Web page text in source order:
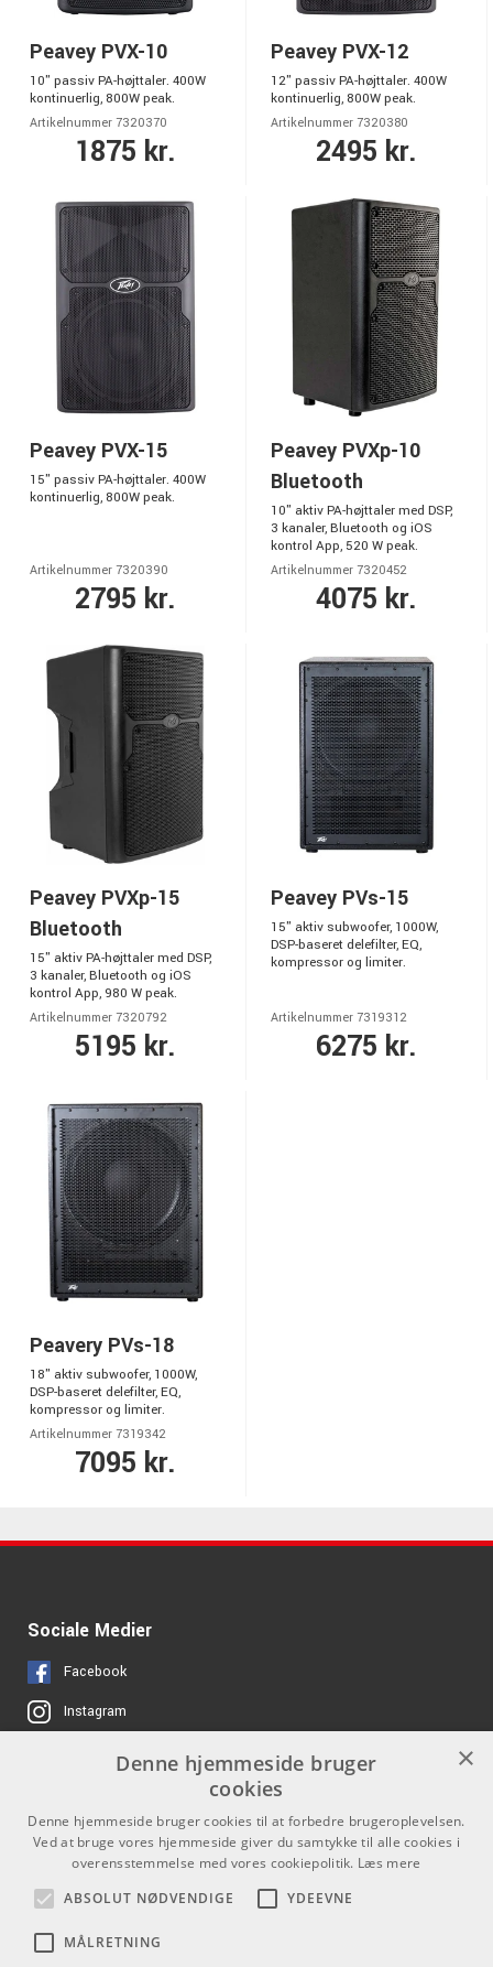
Peavey PVX-10
10" passiv PA-højttaler. 400W
kontinuerlig, 800W peak.
Artikelnummer 7320370
1875 kr.
Peavey PVX-12
12" passiv PA-højttaler. 400W
kontinuerlig, 800W peak.
Artikelnummer 7320380
2495 kr.
Peavey PVX-15
15" passiv PA-højttaler. 400W
kontinuerlig, 800W peak.
Artikelnummer 7320390
2795 kr.
Peavey PVXp-10
Bluetooth
10" aktiv PA-højttaler med DSP,
3 kanaler, Bluetooth og iOS
kontrol App, 520 W peak.
Artikelnummer 7320452
4075 kr.
Peavey PVXp-15
Bluetooth
15" aktiv PA-højttaler med DSP,
3 kanaler, Bluetooth og iOS
kontrol App, 980 W peak.
Artikelnummer 7320792
5195 kr.
Peavey PVs-15
15" aktiv subwoofer, 1000W,
DSP-baseret delefilter, EQ,
kompressor og limiter.
Artikelnummer 7319312
6275 kr.
Peavery PVs-18
18" aktiv subwoofer, 1000W,
DSP-baseret delefilter, EQ,
kompressor og limiter.
Artikelnummer 7319342
7095 kr.
Sociale Medier
Facebook
Instagram
Job hos os
Agenturer
Log ind
Kontakt
Som privatperson kan du ikke
købe på denne hjemmeside, alt
salg foregår gennem vores
forhandlere.
×
Denne hjemmeside bruger
cookies
Denne hjemmeside bruger cookies til at forbedre brugeroplevelsen.
Ved at bruge vores hjemmeside giver du samtykke til alle cookies i
overensstemmelse med vores cookiepolitik. Læs mere
ABSOLUT NØDVENDIGE
YDEEVNE
MÅLRETNING